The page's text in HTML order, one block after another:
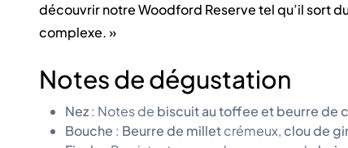
découvrir notre Woodford Reserve tel qu’il sort
complexe. »
Notes de dégustation
Nez: Notes de biscuit au toffee et beurre de
Bouche : Beurre de milletcrémeux,clou de